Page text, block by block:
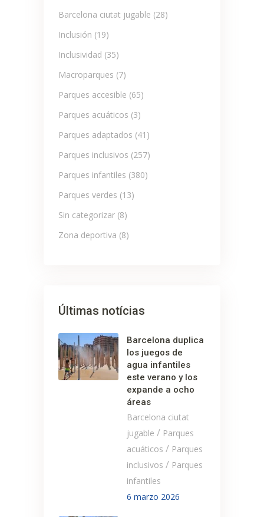
Barcelona ciutat jugable (28)
Inclusión (19)
Inclusividad (35)
Macroparques (7)
Parques accesible (65)
Parques acuáticos (3)
Parques adaptados (41)
Parques inclusivos (257)
Parques infantiles (380)
Parques verdes (13)
Sin categorizar (8)
Zona deportiva (8)
Últimas notícias
Barcelona duplica
los juegos de
agua infantiles
este verano y los
expande a ocho
áreas
Barcelona ciutat
jugable / Parques
acuáticos / Parques
inclusivos / Parques
infantiles
6 marzo 2026